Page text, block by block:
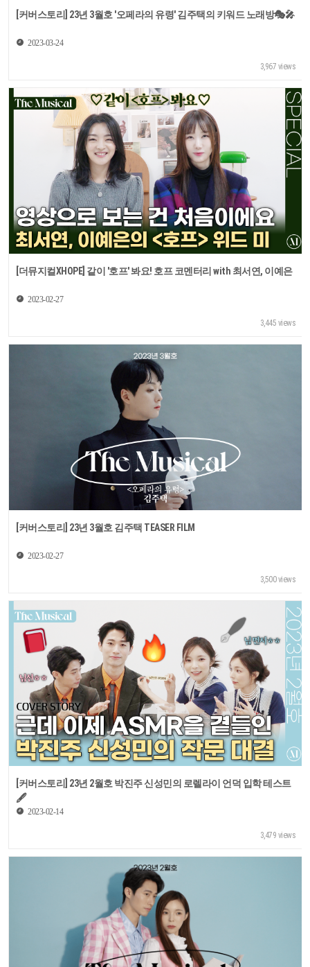
[커버스토리] 23년 3월호 '오페라의 유령' 김주택의 키워드 노래방🎭🎤
2023-03-24
3,967 views
[더뮤지컬XHOPE] 같이 '호프' 봐요! 호프 코멘터리 with 최서연, 이예은
2023-02-27
3,445 views
[커버스토리] 23년 3월호 김주택 TEASER FILM
2023-02-27
3,500 views
[커버스토리] 23년 2월호 박진주 신성민의 로렐라이 언덕 입학 테스트
🖋
2023-02-14
3,479 views